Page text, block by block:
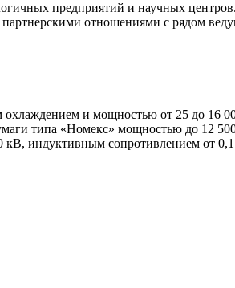
предприятий и научных
партнерскими отношениями с рядом
и мощностью от 25 до 16
типа «Номекс» мощностью до 12
кВ, индуктивным сопротивлением от